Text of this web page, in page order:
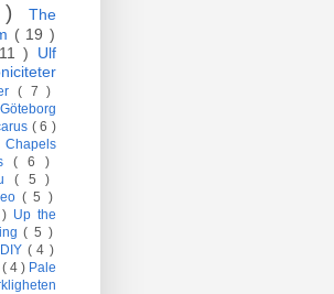
)
The
( 19 )
) Ulf
( 7 )
Göteborg
( 6 )
( 6 )
( 5 )
( 5 )
Up the
( 5 )
DIY ( 4 )
( 4 ) Pale